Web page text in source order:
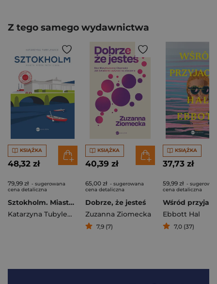
Z tego samego wydawnictwa
KSIĄŻKA
48,32 zł
79,99 zł - sugerowana
cena detaliczna
Sztokholm. Miasto, które tętni ciszą wyd. 2025
Katarzyna Tubylewicz
KSIĄŻKA
40,39 zł
65,00 zł - sugerowana
cena detaliczna
Dobrze, że jesteś
Zuzanna Ziomecka
7,9 (7)
KSIĄŻKA
37,73 zł
59,99 zł -
cena detaliczna
Wśród
Ebbott Hal
7,0 (37)